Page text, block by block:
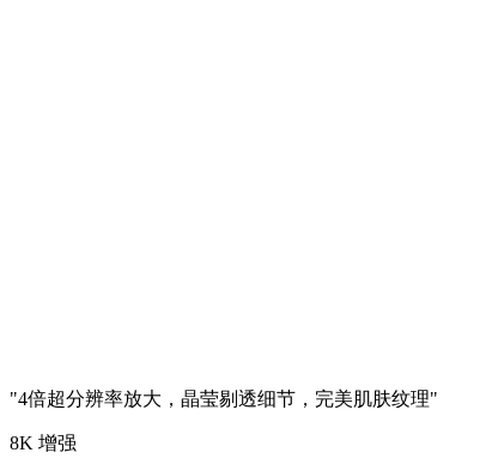
"4倍超分辨率放大，晶莹剔透细节，完美肌肤纹理"
8K 增强